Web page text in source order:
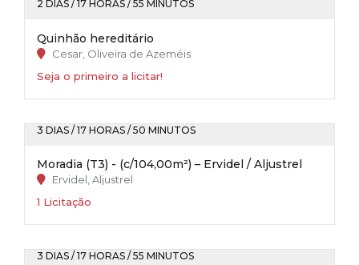
2 DIAS / 17 HORAS / 55 MINUTOS
Quinhão hereditário
Cesar, Oliveira de Azeméis
Seja o primeiro a licitar!
3 DIAS / 17 HORAS / 50 MINUTOS
Moradia (T3) - (c/104,00m²) – Ervidel / Aljustrel
Ervidel, Aljustrel
1 Licitação
3 DIAS / 17 HORAS / 55 MINUTOS